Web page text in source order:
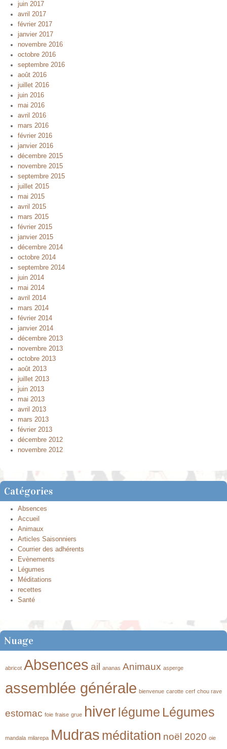
juin 2017
avril 2017
février 2017
janvier 2017
novembre 2016
octobre 2016
septembre 2016
août 2016
juillet 2016
juin 2016
mai 2016
avril 2016
mars 2016
février 2016
janvier 2016
décembre 2015
novembre 2015
septembre 2015
juillet 2015
mai 2015
avril 2015
mars 2015
février 2015
janvier 2015
décembre 2014
octobre 2014
septembre 2014
juin 2014
mai 2014
avril 2014
mars 2014
février 2014
janvier 2014
décembre 2013
novembre 2013
octobre 2013
août 2013
juillet 2013
juin 2013
mai 2013
avril 2013
mars 2013
février 2013
décembre 2012
novembre 2012
Catégories
Absences
Accueil
Animaux
Articles Saisonniers
Courrier des adhérents
Evènements
Légumes
Méditations
recettes
Santé
Nuage
abricot Absences ail ananas Animaux asperge
assemblée générale bienvenue carotte cerf chou rave
estomac foie fraise grue hiver légume Légumes
mandala milarepa Mudras méditation noël 2020 oie